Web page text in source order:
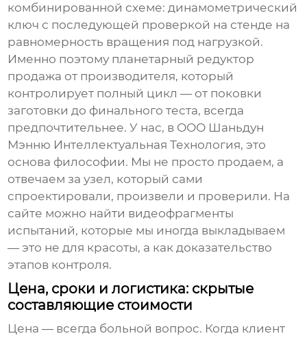
комбинированной схеме: динамометрический
ключ с последующей проверкой на стенде на
равномерность вращения под нагрузкой.
Именно поэтому планетарный редуктор
продажа от производителя, который
контролирует полный цикл — от поковки
заготовки до финального теста, всегда
предпочтительнее. У нас, в ООО Шаньдун
Мэнню Интеллектуальная Технология, это
основа философии. Мы не просто продаем, а
отвечаем за узел, который сами
спроектировали, произвели и проверили. На
сайте можно найти видеофрагменты
испытаний, которые мы иногда выкладываем
— это не для красоты, а как доказательство
этапов контроля.
Цена, сроки и логистика: скрытые
составляющие стоимости
Цена — всегда больной вопрос. Когда клиент